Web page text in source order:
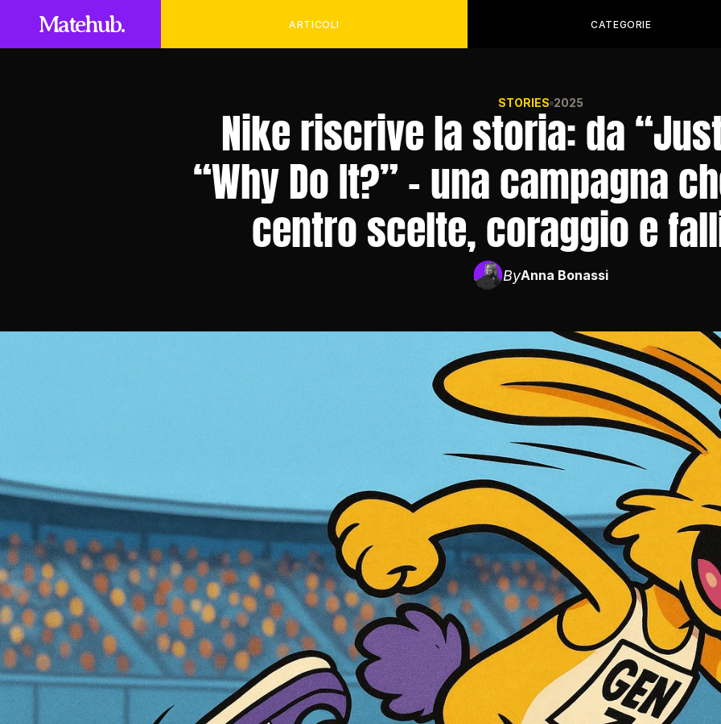
STORIES 2025
Nike riscrive la storia: da
“Why Do It?” – una campagna
centro scelte, coraggio e
ByAnna Bonassi
Matehub. ARTICOLI CATEGORIE